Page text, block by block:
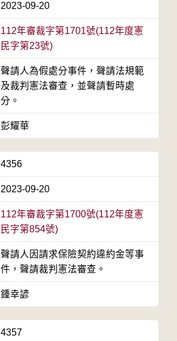
2023-09-20
112年審裁字第1701號(112年度憲
民字第23號)
聲請人為假處分事件，聲請法規範
及裁判憲法審查，並聲請暫時處
分。
彭耀華
4356
2023-09-20
112年審裁字第1700號(112年度憲
民字第854號)
聲請人因請求保險契約違約金等事
件，聲請裁判憲法審查。
鍾幸諺
4357